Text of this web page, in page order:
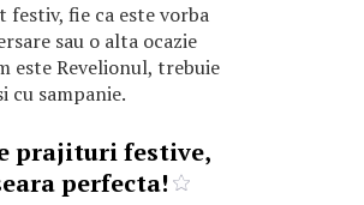
festiv, fie ca este vorba
sau o alta ocazie
este Revelionul, trebuie
cu sampanie.
prajituri festive,
perfecta!